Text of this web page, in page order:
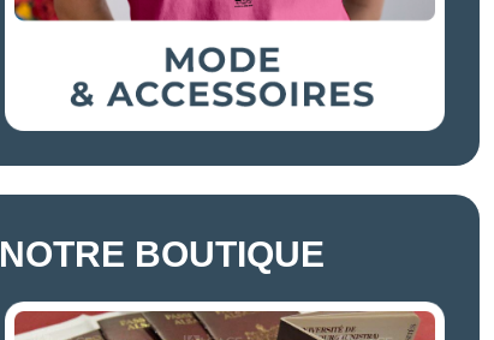
NOTRE BOUTIQUE